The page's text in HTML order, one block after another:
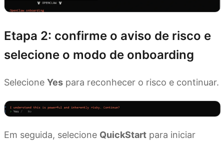
Etapa 2: confirme o aviso de risco e
selecione o modo de onboarding
Selecione Yes para reconhecer o risco e continuar.
Em seguida, selecione QuickStart para iniciar